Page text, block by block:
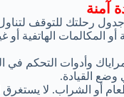
آمنة
رحلتك للتوقف لتناول
أو المكالمات الهاتفية أو
وأدوات التحكم في
القيادة.
أو الشراب. لا